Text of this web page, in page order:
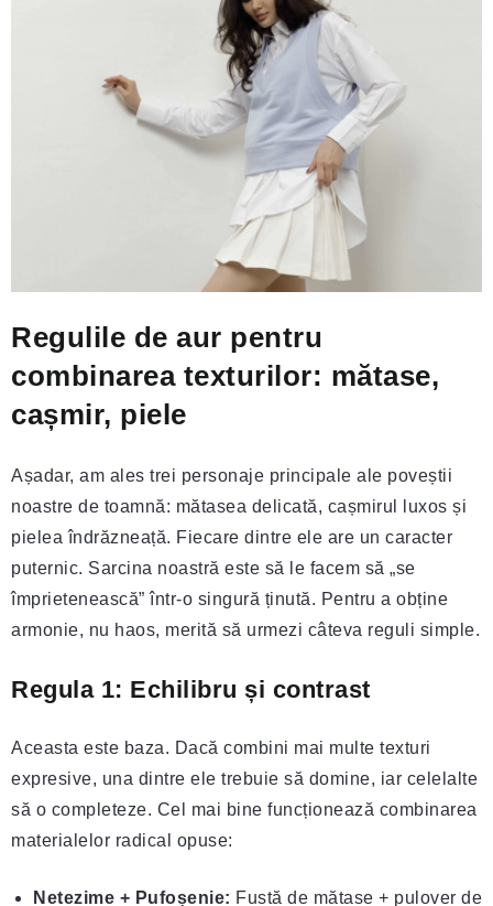
Regulile de aur pentru
combinarea texturilor: mătase,
cașmir, piele
Așadar, am ales trei personaje principale ale poveștii
noastre de toamnă: mătasea delicată, cașmirul luxos și
pielea îndrăzneață. Fiecare dintre ele are un caracter
puternic. Sarcina noastră este să le facem să „se
împrietenească” într-o singură ținută. Pentru a obține
armonie, nu haos, merită să urmezi câteva reguli simple.
Regula 1: Echilibru și contrast
Aceasta este baza. Dacă combini mai multe texturi
expresive, una dintre ele trebuie să domine, iar celelalte
să o completeze. Cel mai bine funcționează combinarea
materialelor radical opuse:
Netezime + Pufoșenie: Fustă de mătase + pulover de